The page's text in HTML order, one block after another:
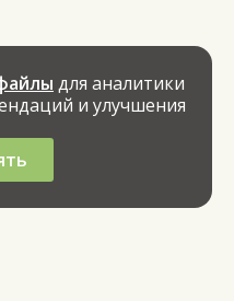
для аналитики
и улучшения